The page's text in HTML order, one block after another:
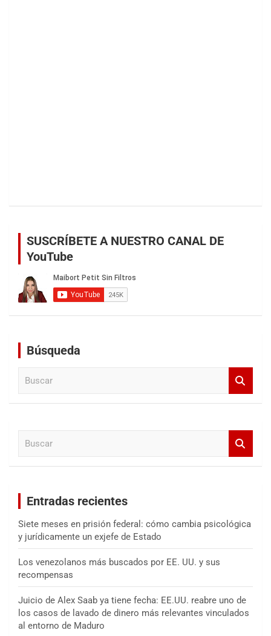
SUSCRÍBETE A NUESTRO CANAL DE
YouTube
Búsqueda
Entradas recientes
Siete meses en prisión federal: cómo cambia psicológica
y jurídicamente un exjefe de Estado
Los venezolanos más buscados por EE. UU. y sus
recompensas
Juicio de Alex Saab ya tiene fecha: EE.UU. reabre uno de
los casos de lavado de dinero más relevantes vinculados
al entorno de Maduro